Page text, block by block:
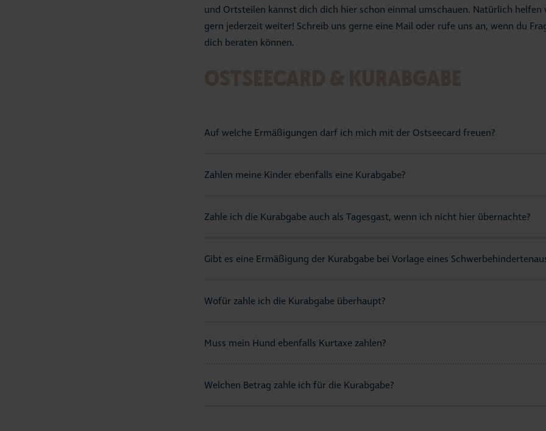
und Ortsteilen kannst dich dich hier schon einmal umschauen. Natürlich
gern jederzeit weiter! Schreib uns gerne eine Mail oder rufe uns an, wenn du
dich beraten können.
Auf welche Ermäßigungen darf ich mich mit der Ostseecard freuen?
Zahlen meine Kinder ebenfalls eine Kurabgabe?
Zahle ich die Kurabgabe auch als Tagesgast, wenn ich nicht hier übernachte?
Gibt es eine Ermäßigung der Kurabgabe bei Vorlage eines
Wofür zahle ich die Kurabgabe überhaupt?
Muss mein Hund ebenfalls Kurtaxe zahlen?
Welchen Betrag zahle ich für die Kurabgabe?